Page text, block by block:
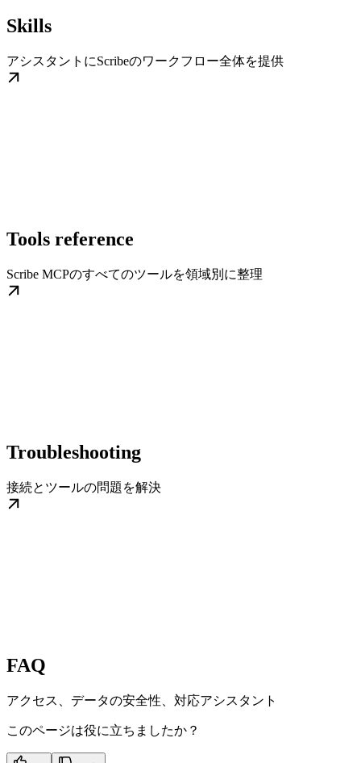
Skills
アシスタントにScribeのワークフロー全体を提供
Tools reference
Scribe MCPのすべてのツールを領域別に整理
Troubleshooting
接続とツールの問題を解決
FAQ
アクセス、データの安全性、対応アシスタント
このページは役に立ちましたか？